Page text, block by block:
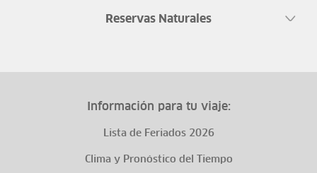
Reservas Naturales
Información para tu viaje:
Lista de Feriados 2026
Clima y Pronóstico del Tiempo